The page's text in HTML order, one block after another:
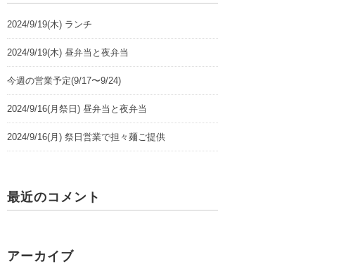
2024/9/19(木) ランチ
2024/9/19(木) 昼弁当と夜弁当
今週の営業予定(9/17〜9/24)
2024/9/16(月祭日) 昼弁当と夜弁当
2024/9/16(月) 祭日営業で担々麺ご提供
最近のコメント
アーカイブ